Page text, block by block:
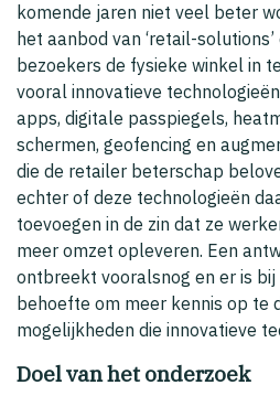
komende jaren niet veel beter
het aanbod van ‘retail-
bezoekers de fysieke winkel in
vooral innovatieve
apps, digitale passpiegels,
schermen, geofencing en
die de retailer beterschap
echter of deze technologieën
toevoegen in de zin dat ze
meer omzet opleveren. Een
ontbreekt vooralsnog en er is
behoefte om meer kennis op te
mogelijkheden die innovatieve
Doel van het onderzoek